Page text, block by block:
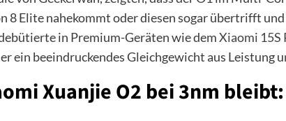
8 Elite nahekommt oder diesen sogar übertrifft
in Premium-Geräten wie demXiaomi 15S
ein beeindruckendes Gleichgewicht aus Leistung
Xuanjie O2 bei 3nm